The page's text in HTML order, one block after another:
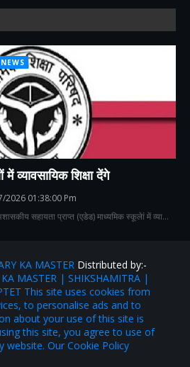
व्यावसायिक शिक्षा देंगे
2026 01:38:00 Pm
सहायता प्राप्त (एडेड) माध्यमिक स्कूलेां में व्या…
KA MASTER Distributed by:-
MASTER | SHIKSHAMITRA |
This site uses cookies from
to personalise ads and to
about your use of this site is
this site, you agree to use of
Our Cookie Policy